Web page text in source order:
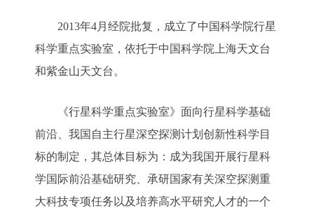
2013年4月经院批复，成立了中国科学院行星
科学重点实验室，依托于中国科学院上海天文台
和紫金山天文台。
《行星科学重点实验室》面向行星科学基础
前沿、我国自主行星深空探测计划创新性科学目
标的制定，其总体目标为：成为我国开展行星科
学国际前沿基础研究、承研国家有关深空探测重
大科技专项任务以及培养高水平研究人才的一个